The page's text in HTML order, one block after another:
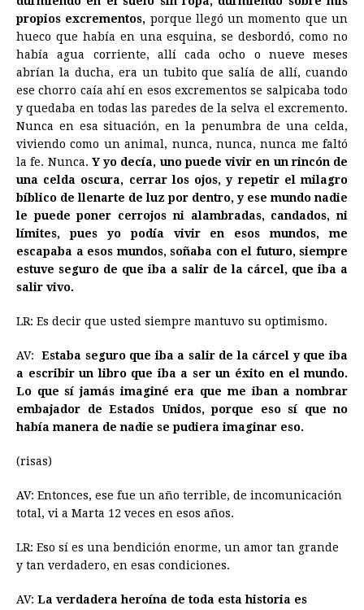
propios excrementos, porque llegó un momento que un
hueco que había en una esquina, se desbordó, como no
había agua corriente, allí cada ocho o nueve meses
abrían la ducha, era un tubito que salía de allí, cuando
ese chorro caía ahí en esos excrementos se salpicaba todo
y quedaba en todas las paredes de la selva el excremento.
Nunca en esa situación, en la penumbra de una celda,
viviendo como un animal, nunca, nunca, nunca me faltó
la fe. Nunca. Y yo decía, uno puede vivir en un rincón de
una celda oscura, cerrar los ojos, y repetir el milagro
bíblico de llenarte de luz por dentro, y ese mundo nadie
le puede poner cerrojos ni alambradas, candados, ni
límites, pues yo podía vivir en esos mundos, me
escapaba a esos mundos, soñaba con el futuro, siempre
estuve seguro de que iba a salir de la cárcel, que iba a
salir vivo.
LR: Es decir que usted siempre mantuvo su optimismo.
AV:Estaba seguro que iba a salir de la cárcel y que iba
a escribir un libro que iba a ser un éxito en el mundo.
Lo que sí jamás imaginé era que me iban a nombrar
embajador de Estados Unidos, porque eso sí que no
había manera de nadie se pudiera imaginar eso.
(risas)
AV: Entonces, ese fue un año terrible, de incomunicación
total, vi a Marta 12 veces en esos años.
LR: Eso sí es una bendición enorme, un amor tan grande
y tan verdadero, en esas condiciones.
AV: La verdadera heroína de toda esta historia es